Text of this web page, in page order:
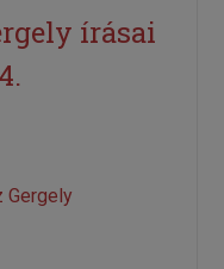
írásai
Gergely